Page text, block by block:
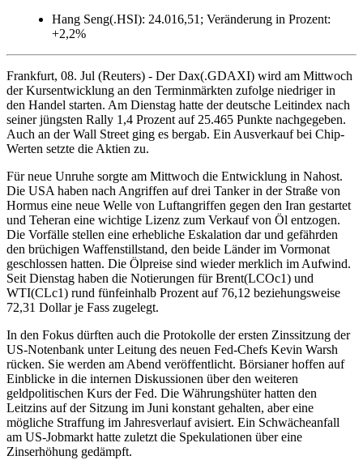
Hang Seng(.HSI): 24.016,51; Veränderung in Prozent:
+2,2%
Frankfurt, 08. Jul (Reuters) - Der Dax(.GDAXI) wird am Mittwoch
der Kursentwicklung an den Terminmärkten zufolge niedriger in
den Handel starten. Am Dienstag hatte der deutsche Leitindex nach
seiner jüngsten Rally 1,4 Prozent auf 25.465 Punkte nachgegeben.
Auch an der Wall Street ging es bergab. Ein Ausverkauf bei Chip-
Werten setzte die Aktien zu.
Für neue Unruhe sorgte am Mittwoch die Entwicklung in Nahost.
Die USA haben nach Angriffen auf drei Tanker in der Straße von
Hormus eine neue Welle von Luftangriffen gegen den Iran gestartet
und Teheran eine wichtige Lizenz zum Verkauf von Öl entzogen.
Die Vorfälle stellen eine erhebliche Eskalation dar und gefährden
den brüchigen Waffenstillstand, den beide Länder im Vormonat
geschlossen hatten. Die Ölpreise sind wieder merklich im Aufwind.
Seit Dienstag haben die Notierungen für Brent(LCOc1) und
WTI(CLc1) rund fünfeinhalb Prozent auf 76,12 beziehungsweise
72,31 Dollar je Fass zugelegt.
In den Fokus dürften auch die Protokolle der ersten Zinssitzung der
US-Notenbank unter Leitung des neuen Fed-Chefs Kevin Warsh
rücken. Sie werden am Abend veröffentlicht. Börsianer hoffen auf
Einblicke in die internen Diskussionen über den weiteren
geldpolitischen Kurs der Fed. Die Währungshüter hatten den
Leitzins auf der Sitzung im Juni konstant gehalten, aber eine
mögliche Straffung im Jahresverlauf avisiert. Ein Schwächeanfall
am US-Jobmarkt hatte zuletzt die Spekulationen über eine
Zinserhöhung gedämpft.